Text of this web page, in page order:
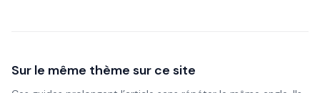
Sur le même thème sur ce site